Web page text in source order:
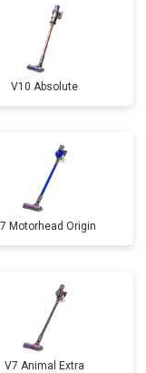
V10 Absolute
Motorhead Origin
V7 Animal Extra